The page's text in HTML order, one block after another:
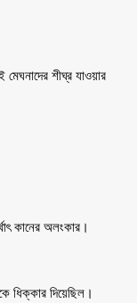
শীঘ্র যাওয়ার
কানের অলংকার।
ধিক্কার দিয়েছিল।